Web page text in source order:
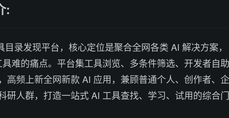
:
录发现平台，核心定位是聚合全网各类 AI 解决方案，
难的痛点。平台集工具浏览、多条件筛选、开发者自助
高频上新全网新款 AI 应用，兼顾普通个人、创作者、企
研人群，打造一站式 AI 工具查找、学习、试用的综合门